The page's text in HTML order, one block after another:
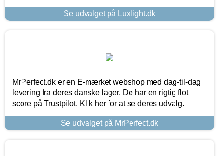
Se udvalget på Luxlight.dk
MrPerfect.dk er en E-mærket webshop med dag-til-dag
levering fra deres danske lager. De har en rigtig flot
score på Trustpilot. Klik her for at se deres udvalg.
Se udvalget på MrPerfect.dk